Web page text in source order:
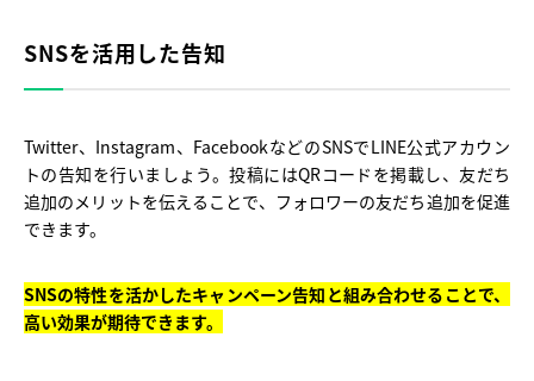
SNSを活用した告知
Twitter、Instagram、FacebookなどのSNSでLINE公式アカウン
トの告知を行いましょう。投稿にはQRコードを掲載し、友だち
追加のメリットを伝えることで、フォロワーの友だち追加を促進
できます。
SNSの特性を活かしたキャンペーン告知と組み合わせることで、
高い効果が期待できます。